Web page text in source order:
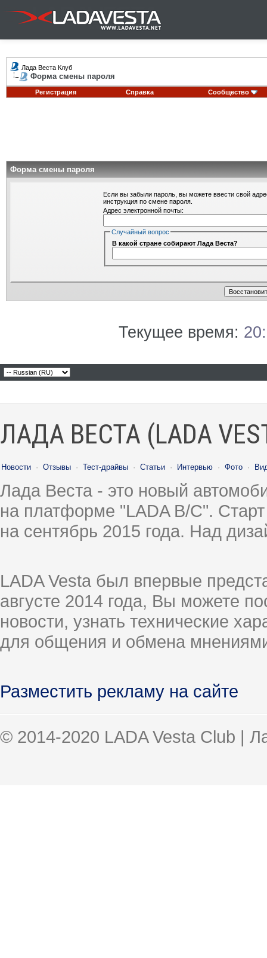
Лада Веста Клуб
Форма смены пароля
Регистрация Справка Сообщество
Форма смены пароля
Если вы забыли пароль, вы можете ввести свой
инструкция по смене пароля.
Адрес электронной почты:
Случайный вопрос
В какой стране собирают Лада Веста?
Текущее время:
ЛАДА ВЕСТА (LADA
Новости · Отзывы · Тест-драйвы · Статьи · Интервью · Фото ·
Лада Веста - это новый
на платформе "LADA B/C".
на сентябрь 2015 года. Над
LADA Vesta был впервые
августе 2014 года, Вы можете
новости, узнать технические
для общения и обмена
Разместить рекламу на сайте
© 2014-2020 LADA Vesta Club |